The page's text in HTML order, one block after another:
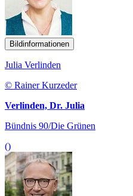
Bildinformationen
Julia Verlinden
© Rainer Kurzeder
Verlinden, Dr. Julia
Bündnis 90/Die Grünen
()